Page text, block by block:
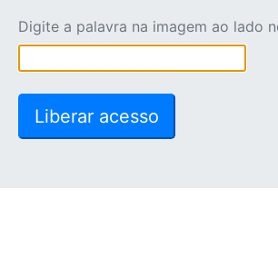
Digite a palavra na imagem ao lado